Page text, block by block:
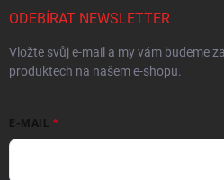
ODEBÍRAT NEWSLETTER
Vložte svůj e-mail a my vám budeme
produktech na našem e-shopu.
E-MAIL